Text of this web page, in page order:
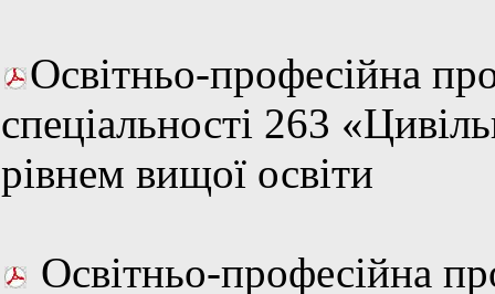
Освітньо-професійна
спеціальності 263
рівнем вищої освіти
Освітньо-професійна